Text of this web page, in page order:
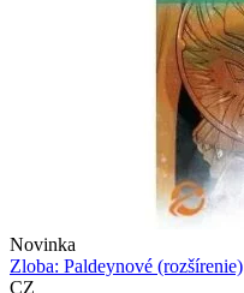
Novinka
Zloba: Paldeynové (rozšírenie)
CZ